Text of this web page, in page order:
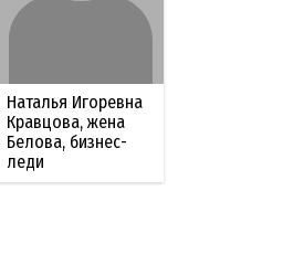
Наталья Игоревна
Кравцова, жена
Белова, бизнес-
леди